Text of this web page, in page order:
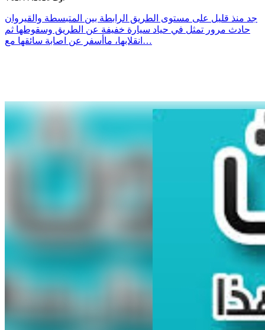
جد منذ قليل على مستوى الطريق الرابطة بين المتبسطة والقيروان
حادث مرور تمثل في حياد سيارة خفيفة عن الطريق وسقوطها ثم
انقلابها، ماأسفر عن اصابة سائقها مع…